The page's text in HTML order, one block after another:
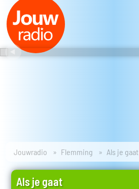
Jouwradio Flemming Als je gaat
Als je gaat